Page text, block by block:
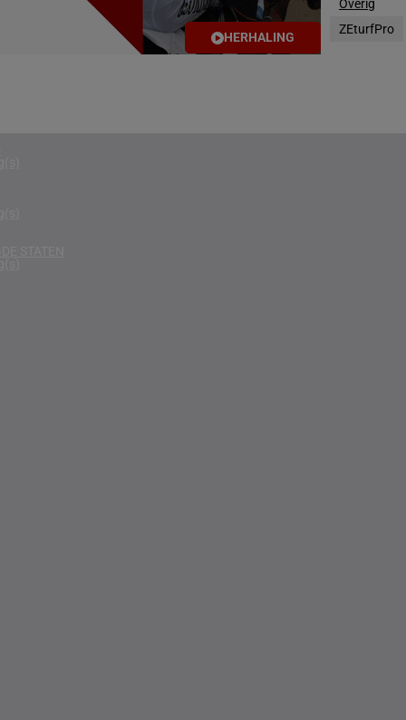
KONINKRIJK
STATEN
HERHALING
Overig
ZEturfPro